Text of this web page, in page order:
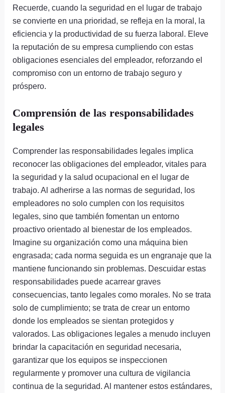
Recuerde, cuando la seguridad en el lugar de trabajo
se convierte en una prioridad, se refleja en la moral, la
eficiencia y la productividad de su fuerza laboral. Eleve
la reputación de su empresa cumpliendo con estas
obligaciones esenciales del empleador, reforzando el
compromiso con un entorno de trabajo seguro y
próspero.
Comprensión de las responsabilidades
legales
Comprender las responsabilidades legales implica
reconocer las obligaciones del empleador, vitales para
la seguridad y la salud ocupacional en el lugar de
trabajo. Al adherirse a las normas de seguridad, los
empleadores no solo cumplen con los requisitos
legales, sino que también fomentan un entorno
proactivo orientado al bienestar de los empleados.
Imagine su organización como una máquina bien
engrasada; cada norma seguida es un engranaje que la
mantiene funcionando sin problemas. Descuidar estas
responsabilidades puede acarrear graves
consecuencias, tanto legales como morales. No se trata
solo de cumplimiento; se trata de crear un entorno
donde los empleados se sientan protegidos y
valorados. Las obligaciones legales a menudo incluyen
brindar la capacitación en seguridad necesaria,
garantizar que los equipos se inspeccionen
regularmente y promover una cultura de vigilancia
continua de la seguridad. Al mantener estos estándares,